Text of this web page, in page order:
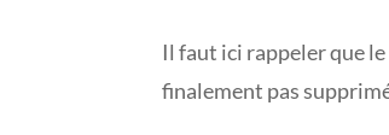
Il faut ici rappeler que
finalement pas